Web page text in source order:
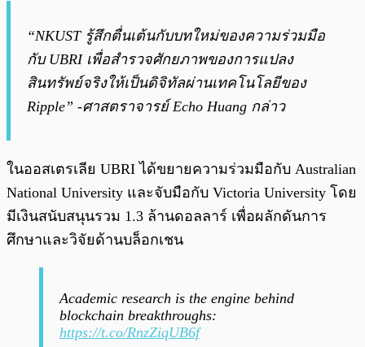
“NKUST รู้สึกตื่นเต้นกับบทใหม่ของความร่วมมือ
กับ UBRI เพื่อสำรวจศักยภาพของการแปลง
สินทรัพย์จริงให้เป็นดิจิทัลผ่านเทคโนโลยีของ
Ripple” -ศาสตราจารย์ Echo Huang กล่าว
ในออสเตรเลีย UBRI ได้ขยายความร่วมมือกับ Australian
National University และจับมือกับ Victoria University โดย
มีเงินสนับสนุนรวม 1.3 ล้านดอลลาร์ เพื่อผลักดันการ
ศึกษาและวิจัยด้านบล็อกเชน
Academic research is the engine behind
blockchain breakthroughs:
https://t.co/RnzZiqUB6f